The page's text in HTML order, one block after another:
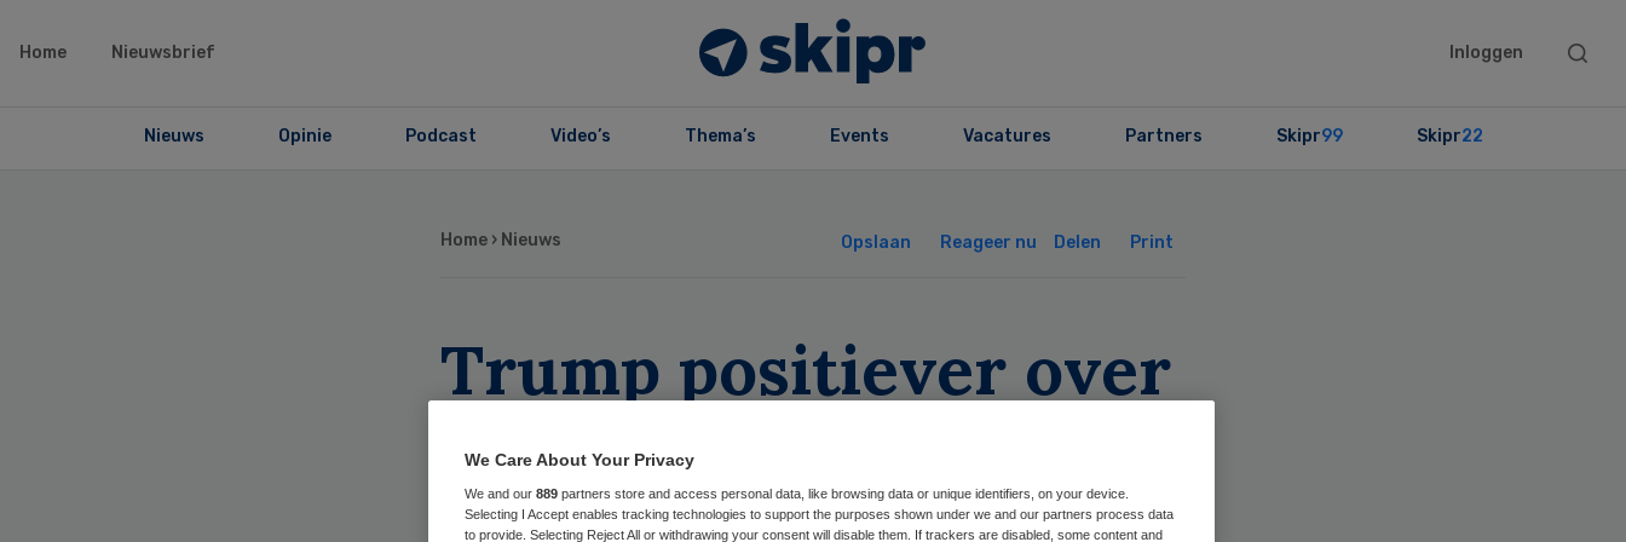
Home Nieuwsbrief Inloggen
Search
Nieuws Opinie Podcast Video’s Thema’s Events Vacatures Partners Skipr99 Skipr22
Home › Nieuws Opslaan Reageer nu Delen Print
Trump positiever over
Obamacare na
ontmoeting met
We Care About Your Privacy
We and our 889 partners store and access personal data, like browsing data or unique identifiers, on your device.
Selecting I Accept enables tracking technologies to support the purposes shown under we and our partners process data
to provide. Selecting Reject All or withdrawing your consent will disable them. If trackers are disabled, some content and